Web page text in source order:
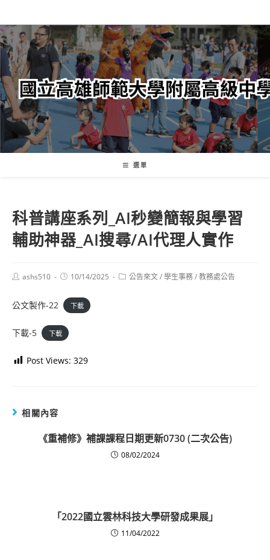
轉
至
主
內
容
選單
科普講座系列_AI秒變簡報與學習
輔助神器_AI搜尋/AI代理人實作
Postashs510
Post10/14/2025
Post公告來文/學生事務/教務處公告
公文製作-22 下載
下載-5 下載
Post Views: 329
相關內容
《重補修》補課課程日期更新0730 (二次公告)
08/02/2024
「2022國立雲林科技大學研發成果展」
11/04/2022